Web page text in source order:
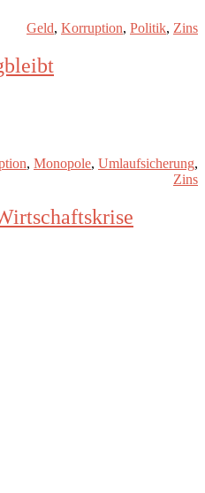
Geld, Korruption, Politik, Zins
, Monopole, Umlaufsicherung,
Zins